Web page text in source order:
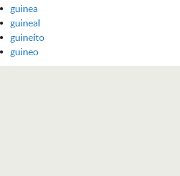
guinea
guineal
guineíto
guineo